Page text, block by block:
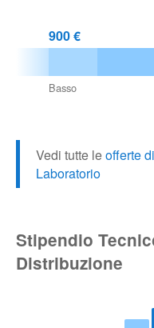
900 €
Basso
Vedi tutte leofferte
Laboratorio
Stipendio
Distribuzione